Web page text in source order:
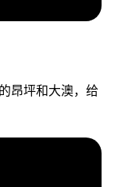
昂坪和大澳，给